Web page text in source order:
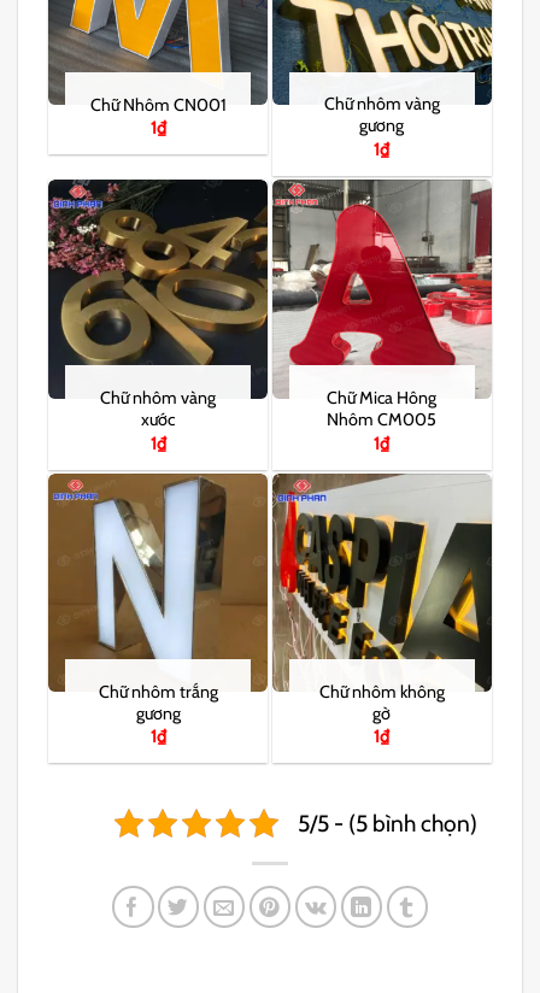
Chữ Nhôm CN001
1₫
Chữ nhôm vàng
gương
1₫
Chữ nhôm vàng
xước
1₫
Chữ Mica Hông
Nhôm CM005
1₫
Chữ nhôm trắng
gương
1₫
Chữ nhôm không
gờ
1₫
5/5 - (5 bình chọn)